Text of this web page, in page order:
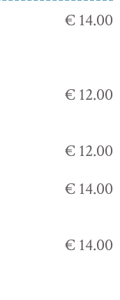
€ 14.00
€ 12.00
€ 12.00
€ 14.00
€ 14.00